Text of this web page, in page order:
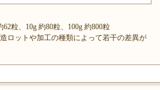
粒、10g 約80粒、100g 約800粒
ロットや加工の種類によって若干の差異が